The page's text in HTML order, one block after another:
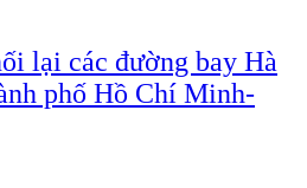
lại các đường bay Hà
phố Hồ Chí Minh-